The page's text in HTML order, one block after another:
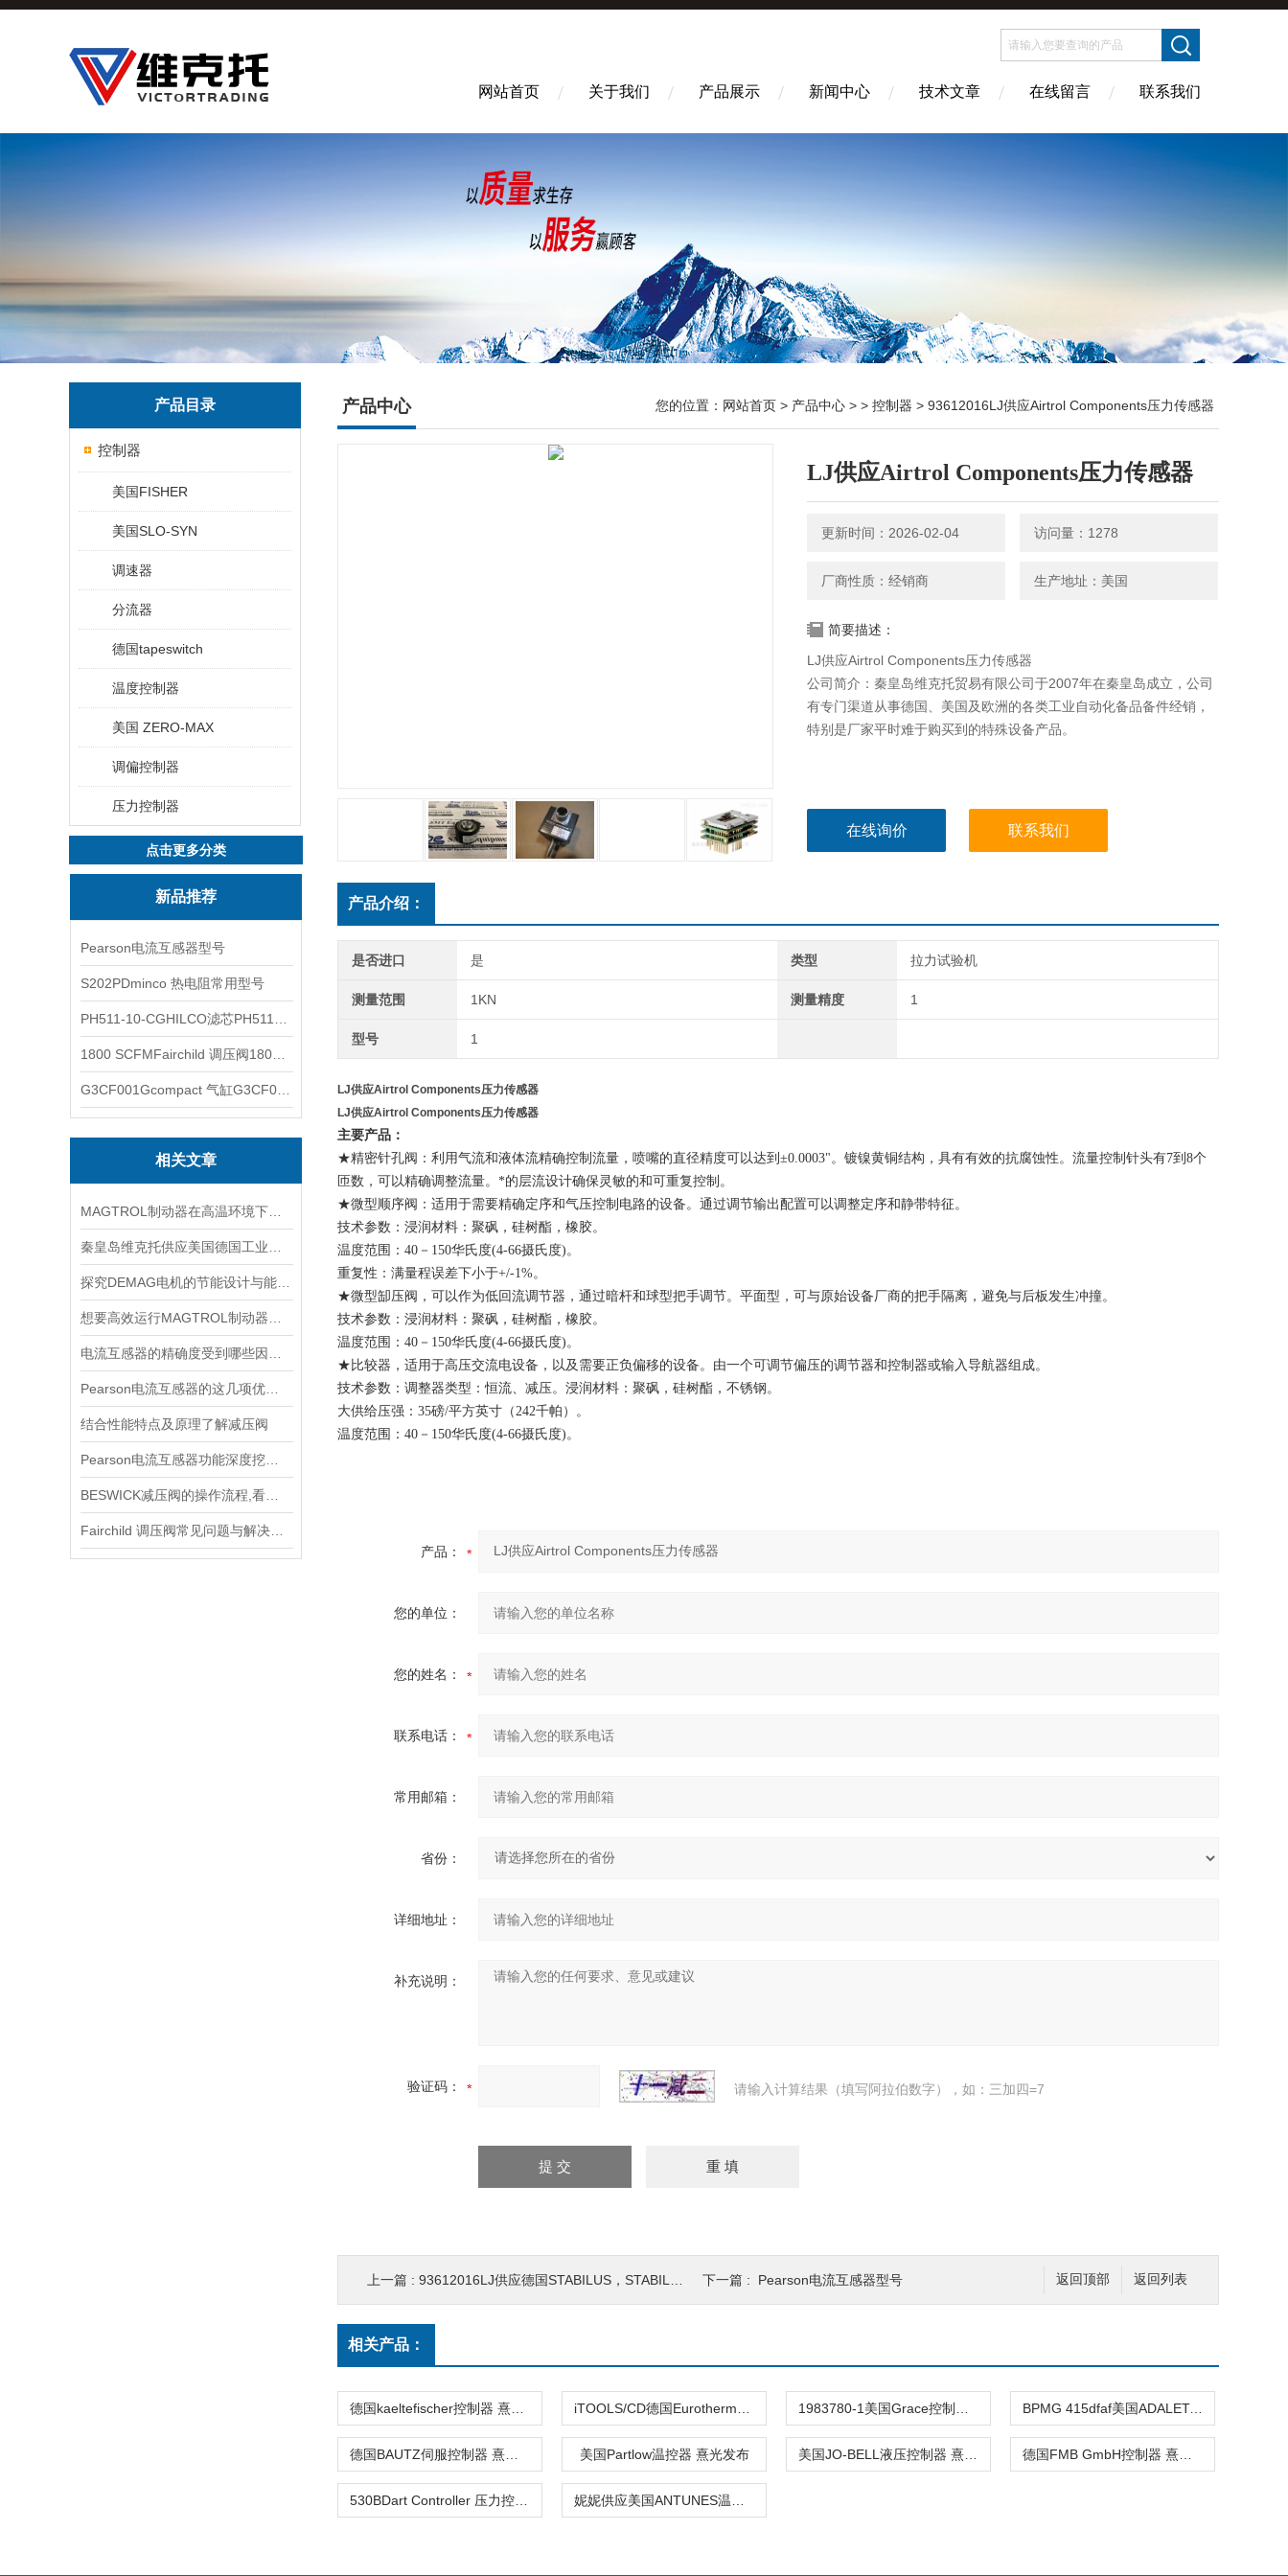
网站首页 关于我们 产品展示 新闻中心 技术文章 在线留言 联系我们
产品目录
控制器
美国FISHER
美国SLO-SYN
调速器
分流器
德国tapeswitch
温度控制器
美国 ZERO-MAX
调偏控制器
压力控制器
点击更多分类
新品推荐
Pearson电流互感器型号
S202PDminco 热电阻常用型号
相关文章
结合性能特点及原理了解减压阀
产品中心 您的位置： 网站首页 > 产品中心 > > 控制器 > 93612016LJ供应Airtrol Components压力传感器
LJ供应Airtrol Components压力传感器
更新时间：2026-02-04 访问量：1278
厂商性质：经销商 生产地址：美国
简要描述：
LJ供应Airtrol Components压力传感器
公司简介：秦皇岛维克托贸易有限公司于2007年在秦皇岛成立，公司
有专门渠道从事德国、美国及欧洲的各类工业自动化备品备件经销，
特别是厂家平时难于购买到的特殊设备产品。
在线询价 联系我们
产品介绍：
是否进口 是 类型 拉力试验机
测量范围 1KN 测量精度 1
型号 1
LJ供应Airtrol Components压力传感器
LJ供应Airtrol Components压力传感器
主要产品：
★精密针孔阀：利用气流和液体流精确控制流量，喷嘴的直径精度可以达到±0.0003"。镀镍黄铜结构，具有有效的抗腐蚀性。流量控制针头有7到8个
匝数，可以精确调整流量。*的层流设计确保灵敏的和可重复控制。
★微型顺序阀：适用于需要精确定序和气压控制电路的设备。通过调节输出配置可以调整定序和静带特征。
技术参数：浸润材料：聚砜，硅树酯，橡胶。
温度范围：40－150华氏度(4-66摄氏度)。
重复性：满量程误差下小于+/-1%。
★微型缷压阀，可以作为低回流调节器，通过暗杆和球型把手调节。平面型，可与原始设备厂商的把手隔离，避免与后板发生冲撞。
技术参数：浸润材料：聚砜，硅树酯，橡胶。
温度范围：40－150华氏度(4-66摄氏度)。
★比较器，适用于高压交流电设备，以及需要正负偏移的设备。由一个可调节偏压的调节器和控制器或输入导航器组成。
技术参数：调整器类型：恒流、减压。浸润材料：聚砜，硅树酯，不锈钢。
大供给压强：35磅/平方英寸（242千帕）。
温度范围：40－150华氏度(4-66摄氏度)。
产品：
您的单位：
您的姓名：
联系电话：
常用邮箱：
省份：
详细地址：
补充说明：
验证码： 请输入计算结果（填写阿拉伯数字），如：三加四=7
返回列表
返回顶部
上一篇 : 93612016LJ供应德国STABILUS，STABILUS减震器 下一篇 : Pearson电流互感器型号
相关产品：
BPMG 415dfaf美国ADALET-PLM控制器 熹光发布
美国Partlow温控器 熹光发布